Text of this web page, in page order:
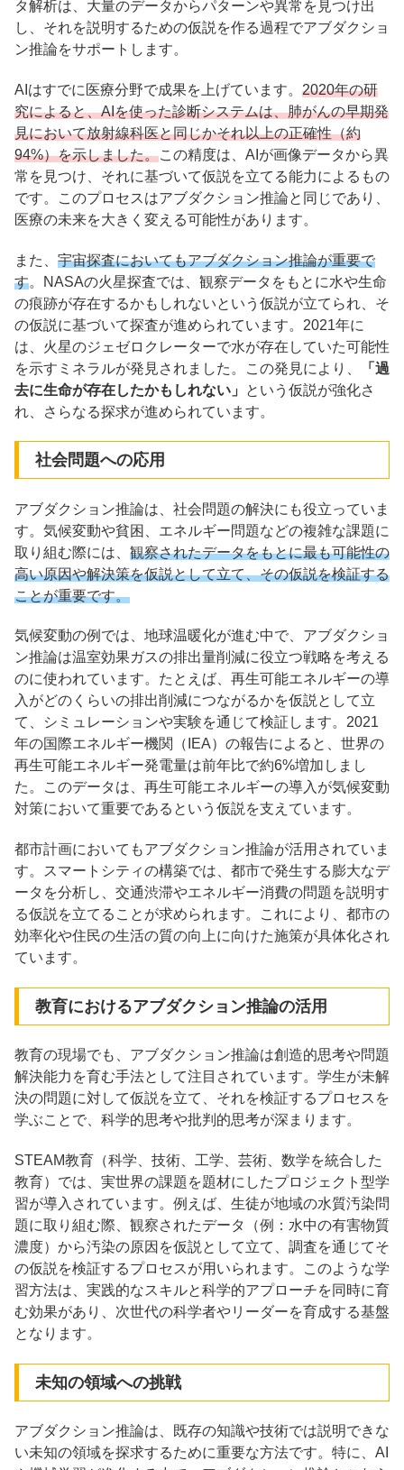
タ解析は、大量のデータからパターンや異常を見つけ出
し、それを説明するための仮説を作る過程でアブダクショ
ン推論をサポートします。
AIはすでに医療分野で成果を上げています。 2020年の研
究によると、AIを使った診断システムは、肺がんの早期発
見において放射線科医と同じかそれ以上の正確性（約
94%）を示しました。この精度は、AIが画像データから異
常を見つけ、それに基づいて仮説を立てる能力によるもの
です。このプロセスはアブダクション推論と同じであり、
医療の未来を大きく変える可能性があります。
また、 宇宙探査においてもアブダクション推論が重要で
す。NASAの火星探査では、観察データをもとに水や生命
の痕跡が存在するかもしれないという仮説が立てられ、そ
の仮説に基づいて探査が進められています。2021年に
は、火星のジェゼロクレーターで水が存在していた可能性
を示すミネラルが発見されました。この発見により、
「過
去に生命が存在したかもしれない」
という仮説が強化さ
れ、さらなる探求が進められています。
社会問題への応用
アブダクション推論は、社会問題の解決にも役立っていま
す。気候変動や貧困、エネルギー問題などの複雑な課題に
取り組む際には、 観察されたデータをもとに最も可能性の
高い原因や解決策を仮説として立て、その仮説を検証する
ことが重要です。
気候変動の例では、地球温暖化が進む中で、アブダクショ
ン推論は温室効果ガスの排出量削減に役立つ戦略を考える
のに使われています。たとえば、再生可能エネルギーの導
入がどのくらいの排出削減につながるかを仮説として立
て、シミュレーションや実験を通じて検証します。2021
年の国際エネルギー機関（IEA）の報告によると、世界の
再生可能エネルギー発電量は前年比で約6%増加しまし
た。このデータは、再生可能エネルギーの導入が気候変動
対策において重要であるという仮説を支えています。
都市計画においてもアブダクション推論が活用されていま
す。スマートシティの構築では、都市で発生する膨大なデ
ータを分析し、交通渋滞やエネルギー消費の問題を説明す
る仮説を立てることが求められます。これにより、都市の
効率化や住民の生活の質の向上に向けた施策が具体化され
ています。
教育におけるアブダクション推論の活用
教育の現場でも、アブダクション推論は創造的思考や問題
解決能力を育む手法として注目されています。学生が未解
決の問題に対して仮説を立て、それを検証するプロセスを
学ぶことで、科学的思考や批判的思考が深まります。
STEAM教育（科学、技術、工学、芸術、数学を統合した
教育）では、実世界の課題を題材にしたプロジェクト型学
習が導入されています。例えば、生徒が地域の水質汚染問
題に取り組む際、観察されたデータ（例：水中の有害物質
濃度）から汚染の原因を仮説として立て、調査を通じてそ
の仮説を検証するプロセスが用いられます。このような学
習方法は、実践的なスキルと科学的アプローチを同時に育
む効果があり、次世代の科学者やリーダーを育成する基盤
となります。
未知の領域への挑戦
アブダクション推論は、既存の知識や技術では説明できな
い未知の領域を探求するために重要な方法です。特に、AI